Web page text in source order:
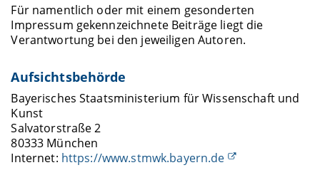
Für namentlich oder mit einem gesonderten
Impressum gekennzeichnete Beiträge liegt die
Verantwortung bei den jeweiligen Autoren.
Aufsichtsbehörde
Bayerisches Staatsministerium für Wissenschaft und
Kunst
Salvatorstraße 2
80333 München
Internet: https://www.stmwk.bayern.de